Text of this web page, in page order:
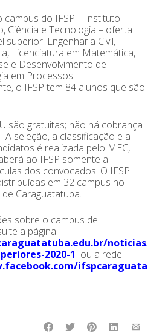
campus do IFSP – Instituto
Ciência e Tecnologia – oferta
superior: Engenharia Civil,
Licenciatura em Matemática,
e Desenvolvimento de
em Processos
o IFSP tem 84 alunos que são
são gratuitas; não há cobrança
seleção, a classificação e a
é realizada pelo MEC,
ao IFSP somente a
dos convocados. O IFSP
em 32 campus no
Caraguatatuba.
sobre o campus de
a página
noticias/
2020-1 ou a rede